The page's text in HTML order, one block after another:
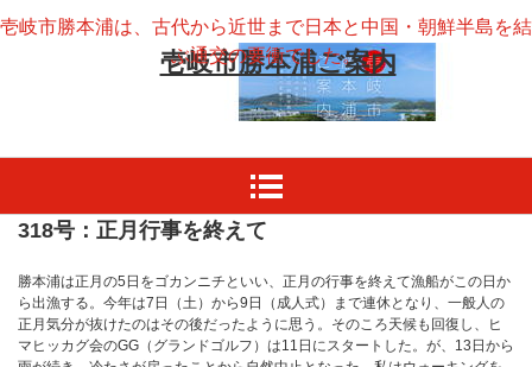
壱岐市勝本浦ご案内
壱岐市勝本浦は、古代から近世まで日本と中国・朝鮮半島を結
ぶ通交の要衝でした。
318号：正月行事を終えて
勝本浦は正月の5日をゴカンニチといい、正月の行事を終えて漁船がこの日か
ら出漁する。今年は7日（土）から9日（成人式）まで連休となり、一般人の
正月気分が抜けたのはその後だったように思う。そのころ天候も回復し、ヒ
マヒッカグ会のGG（グランドゴルフ）は11日にスタートした。が、13日から